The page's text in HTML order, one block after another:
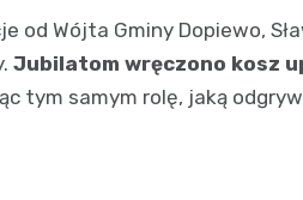
od Wójta Gminy Dopiewo,
Jubilatom wręczono kosz
tym samym rolę, jaką